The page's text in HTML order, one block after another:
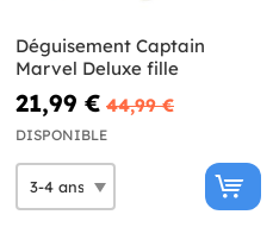
Déguisement Captain
Marvel Deluxe fille
21,99 € 44,99 €
DISPONIBLE